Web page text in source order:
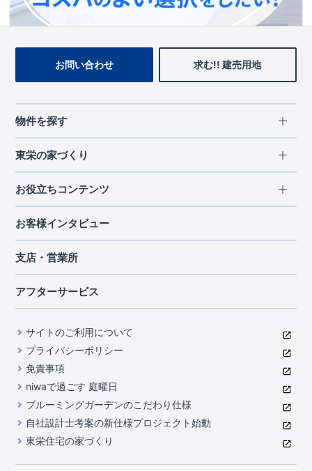
お問い合わせ 求む!! 建売用地
物件を探す
エリアから探す
北海道・東北
北海道
宮城県
千葉県
中部
山梨県
静岡県
滋賀県
京都府
中国・四国
岡山県
広島県
九州・沖縄
福岡県
熊本県
東栄の家づくり
長期優良住宅
住宅性能評価書
ブルーミングガーデンは地震につよい<建物編>
室内空間を快適に保つ断熱性能
コストパフォーマンスに自信
充実のアフターサポート
第三者評価によるお墨付き
家づくりのプロにも選ばれるブルーミングガーデン
住んでみるとじわじわ伝わる暮らしやすさへのこだわり
自社一貫体制
お役立ちコンテンツ
ご契約までの道のり
現地見学ガイド
ご紹介制度のご案内
東栄INDEX（用語集）
お客様インタビュー
支店・営業所
アフターサービス
サイトのご利用について
プライバシーポリシー
免責事項
niwaで過ごす 庭曜日
ブルーミングガーデンのこだわり仕様
自社設計士考案の新仕様プロジェクト始動
東栄住宅の家づくり